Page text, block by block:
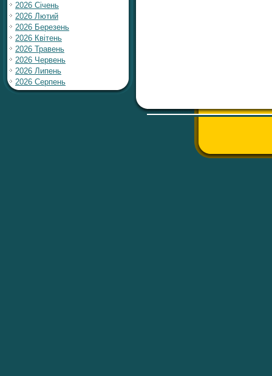
2026 Січень
2026 Лютий
2026 Березень
2026 Квітень
2026 Травень
2026 Червень
2026 Липень
2026 Серпень